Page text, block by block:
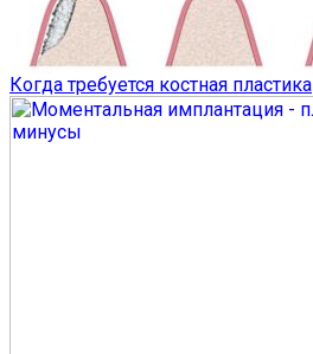
Когда требуется костная пластика